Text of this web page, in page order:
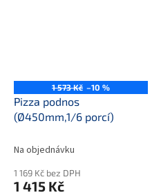
1 573 Kč –10 %
Pizza podnos
(Ø450mm,1/6 porcí)
Na objednávku
1 169 Kč bez DPH
1 415 Kč